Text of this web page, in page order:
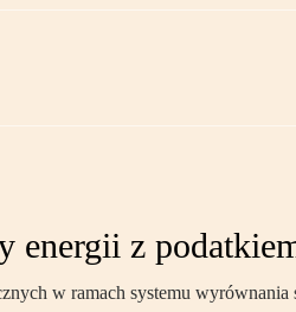
energii z
w ramach systemu